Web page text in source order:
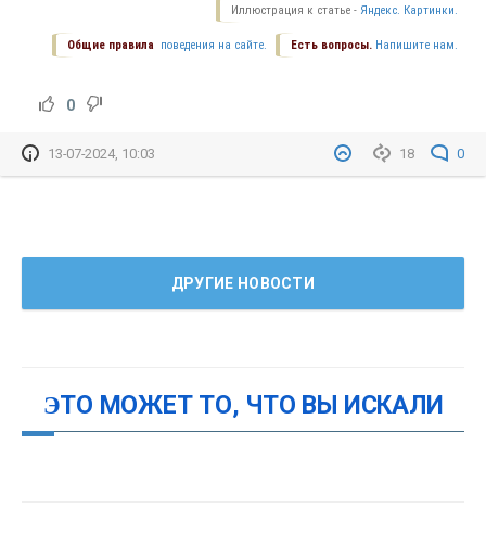
Иллюстрация к статье - Яндекс. Картинки.
Есть вопросы. Напишите нам.
Общие правила поведения на сайте.
0
18 0
13-07-2024, 10:03
ДРУГИЕ НОВОСТИ
ЭТО МОЖЕТ ТО, ЧТО ВЫ ИСКАЛИ